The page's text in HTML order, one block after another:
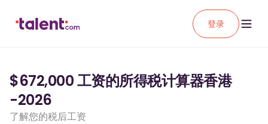
登录
$672,000 工资的所得税计算器香港
-2026
了解您的税后工资